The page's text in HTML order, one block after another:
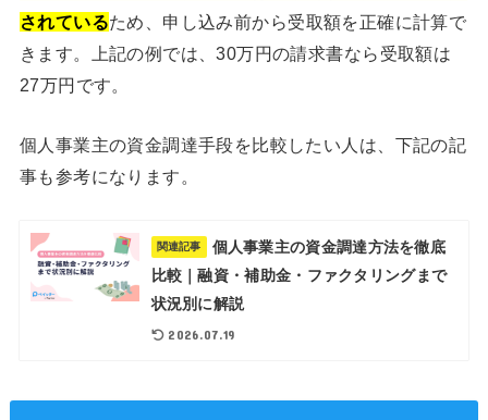
されているため、申し込み前から受取額を正確に計算で
きます。上記の例では、30万円の請求書なら受取額は
27万円です。
個人事業主の資金調達手段を比較したい人は、下記の記
事も参考になります。
関連記事
個人事業主の資金調達方法を徹底
比較｜融資・補助金・ファクタリングまで
状況別に解説
2026.07.19